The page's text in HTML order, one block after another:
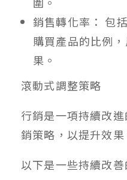
銷售轉化率： 包
購買產品的比例
果。
滾動式調整策略
行銷是一項持續改
銷策略，以提升效果
以下是一些持續改善